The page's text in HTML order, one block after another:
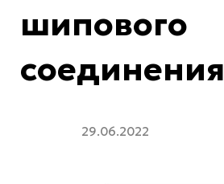
шипового
соединения
29.06.2022